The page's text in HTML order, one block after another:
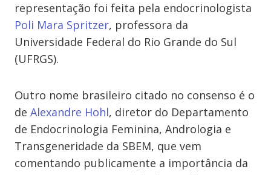
representação foi feita pela endocrinologista
Poli Mara Spritzer, professora da
Universidade Federal do Rio Grande do Sul
(UFRGS).
Outro nome brasileiro citado no consenso é o
de Alexandre Hohl, diretor do Departamento
de Endocrinologia Feminina, Andrologia e
Transgeneridade da SBEM, que vem
comentando publicamente a importância da